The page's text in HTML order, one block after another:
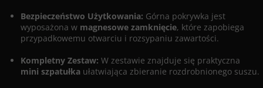
Bezpieczeństwo Użytkowania: Górna pokrywka jest
wyposażona w magnesowe zamknięcie, które zapobiega
przypadkowemu otwarciu i rozsypaniu zawartości.
Kompletny Zestaw: W zestawie znajduje się praktyczna
mini szpatułka ułatwiająca zbieranie rozdrobnionego suszu.